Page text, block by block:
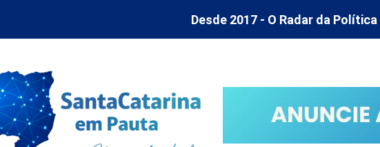
Desde 2017 - O Radar da Política